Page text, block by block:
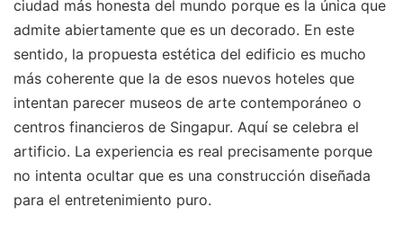
ciudad más honesta del mundo porque es la única que
admite abiertamente que es un decorado. En este
sentido, la propuesta estética del edificio es mucho
más coherente que la de esos nuevos hoteles que
intentan parecer museos de arte contemporáneo o
centros financieros de Singapur. Aquí se celebra el
artificio. La experiencia es real precisamente porque
no intenta ocultar que es una construcción diseñada
para el entretenimiento puro.